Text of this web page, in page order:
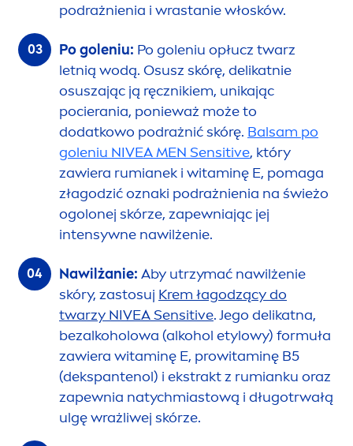
podrażnienia i wrastanie włosków.
Po goleniu: Po goleniu opłucz twarz
letnią wodą. Osusz skórę, delikatnie
osuszając ją ręcznikiem, unikając
pocierania, ponieważ może to
dodatkowo podrażnić skórę. Balsam po
goleniu NIVEAMEN Sensitive, który
zawiera rumianek i witaminę E, pomaga
złagodzić oznaki podrażnienia na świeżo
ogolonej skórze, zapewniając jej
intensywne nawilżenie.
Nawilżanie: Aby utrzymać nawilżenie
skóry, zastosuj Krem łagodzący do
twarzy NIVEASensitive. Jego delikatna,
bezalkoholowa (alkohol etylowy) formuła
zawiera witaminę E, prowitaminę B5
(dekspantenol) i ekstrakt z rumianku oraz
zapewnia natychmiastową i długotrwałą
ulgę wrażliwej skórze.